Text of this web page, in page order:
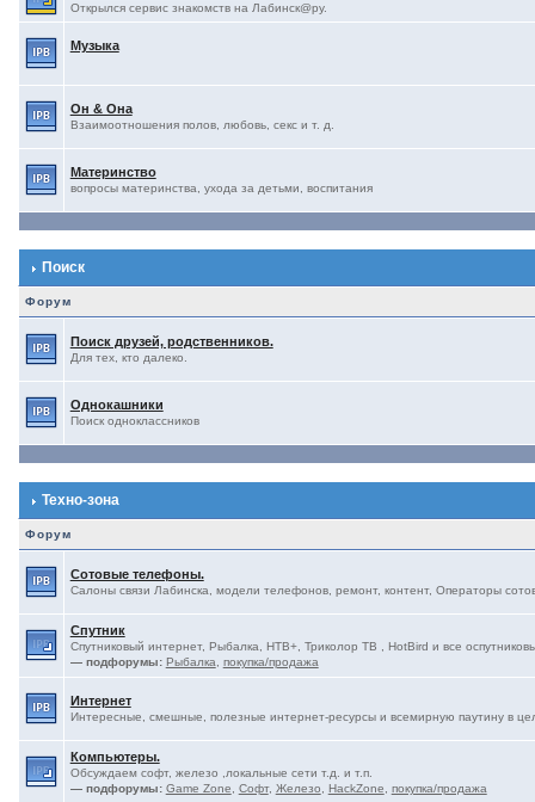
Открылся сервис знакомств на Лабинск@ру.
Музыка
Он & Она
Взаимоотношения полов, любовь, секс и т. д.
Материнство
вопросы материнства, ухода за детьми, воспитания
Поиск
Форум
Поиск друзей, родственников.
Для тех, кто далеко.
Однокашники
Поиск одноклассников
Техно-зона
Форум
Сотовые телефоны.
Салоны связи Лабинска, модели телефонов, ремонт, контент, Операторы
Спутник
Спутниковый интернет, Рыбалка, НТВ+, Триколор ТВ , HotBird и все
— подфорумы: Рыбалка покупка/продажа
Интернет
Интересные, смешные, полезные интернет-ресурсы и всемирную паутину в
Компьютеры.
Обсуждаем софт, железо ,локальные сети т.д. и т.п.
— подфорумы: Game Zone Софт, Железо HackZone покупка/продажа